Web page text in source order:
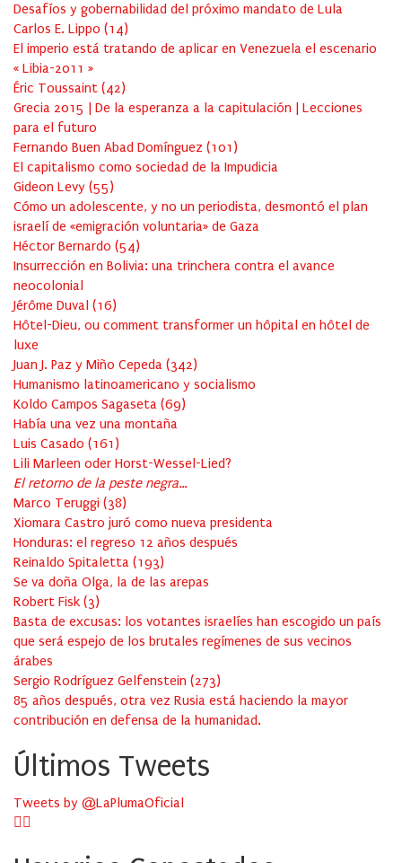
Desafíos y gobernabilidad del próximo mandato de Lula
Carlos E. Lippo (14)
El imperio está tratando de aplicar en Venezuela el escenario
« Libia-2011 »
Éric Toussaint (42)
Grecia 2015 | De la esperanza a la capitulación | Lecciones
para el futuro
Fernando Buen Abad Domínguez (101 )
El capitalismo como sociedad de la Impudicia
Gideon Levy (55)
Cómo un adolescente, y no un periodista, desmontó el plan
israelí de «emigración voluntaria» de Gaza
Héctor Bernardo (54)
Insurrección en Bolivia: una trinchera contra el avance
neocolonial
Jérôme Duval (16)
Hôtel-Dieu, ou comment transformer un hôpital en hôtel de
luxe
Juan J. Paz y Miño Cepeda (342)
Humanismo latinoamericano y socialismo
Koldo Campos Sagaseta (69)
Había una vez una montaña
Luis Casado (161 )
Lili Marleen oder Horst-Wessel-Lied?
El retorno de la peste negra…
Marco Teruggi (38)
Xiomara Castro juró como nueva presidenta
Honduras: el regreso 12 años después
Reinaldo Spitaletta (193)
Se va doña Olga, la de las arepas
Robert Fisk (3)
Basta de excusas: los votantes israelíes han escogido un país
que será espejo de los brutales regímenes de sus vecinos
árabes
Sergio Rodríguez Gelfenstein (273)
85 años después, otra vez Rusia está haciendo la mayor
contribución en defensa de la humanidad.
Últimos Tweets
Tweets by @LaPlumaOficial